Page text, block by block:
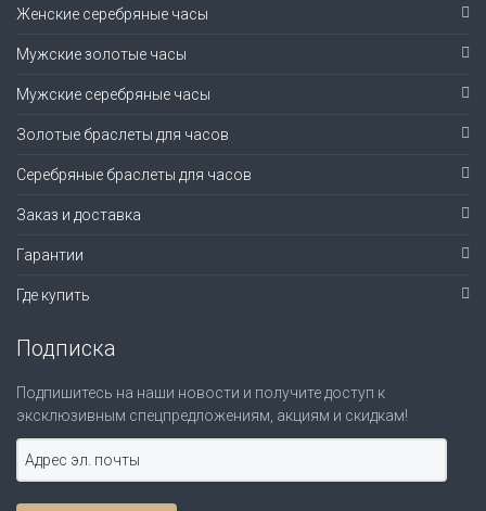
Женские серебряные часы
Мужские золотые часы
Мужские серебряные часы
Золотые браслеты для часов
Серебряные браслеты для часов
Заказ и доставка
Гарантии
Где купить
Подписка
Подпишитесь на наши новости и получите доступ к
эксклюзивным спецпредложениям, акциям и скидкам!